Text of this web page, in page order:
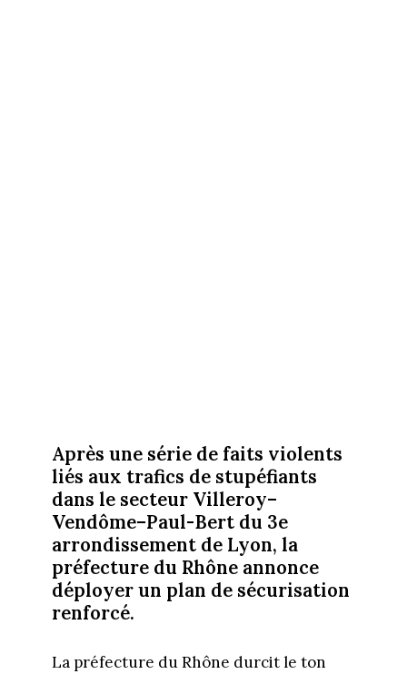
Après une série de faits violents
liés aux trafics de stupéfiants
dans le secteur Villeroy–
Vendôme–Paul-Bert du 3e
arrondissement de Lyon, la
préfecture du Rhône annonce
déployer un plan de sécurisation
renforcé.
La préfecture du Rhône durcit le ton